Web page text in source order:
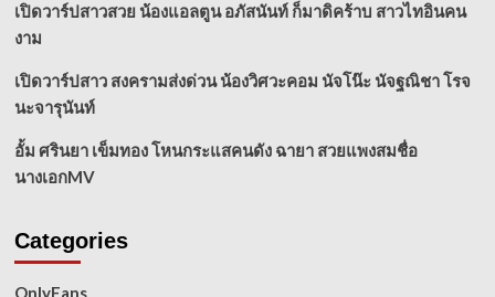
เปิดวาร์ปสาวสวย น้องแอลตูน อภัสนันท์ ก็มาดิคร้าบ สาวไทอินคน
งาม
เปิดวาร์ปสาว สงครามส่งด่วน น้องวิศวะคอม นัจโน๊ะ นัจฐณิชา โรจ
นะจารุนันท์
อั้ม ศรินยา เข็มทอง โหนกระแสคนดัง ฉายา สวยแพงสมชื่อ
นางเอกMV
Categories
OnlyFans